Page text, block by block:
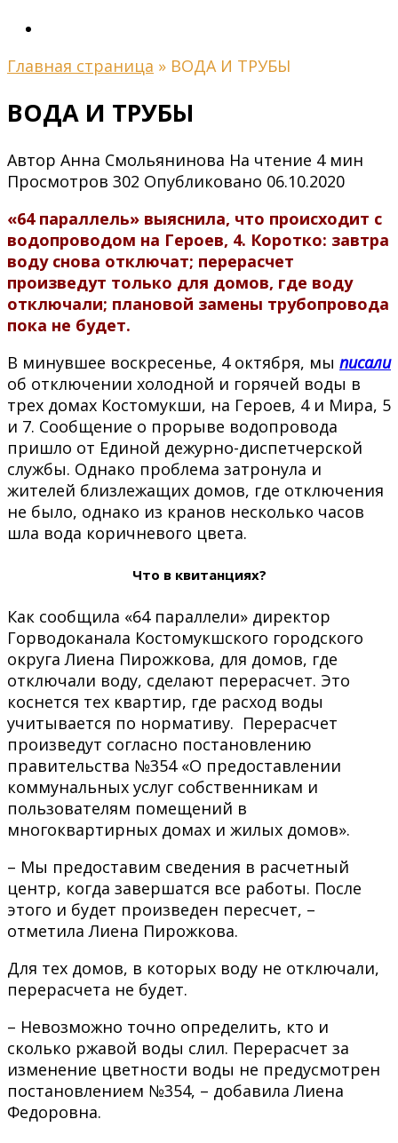
Главная страница » ВОДА И ТРУБЫ
ВОДА И ТРУБЫ
Автор Анна Смольянинова На чтение 4 мин
Просмотров 302 Опубликовано 06.10.2020
«64 параллель» выяснила, что происходит с
водопроводом на Героев, 4. Коротко: завтра
воду снова отключат; перерасчет
произведут только для домов, где воду
отключали; плановой замены трубопровода
пока не будет.
В минувшее воскресенье, 4 октября, мы писали
об отключении холодной и горячей воды в
трех домах Костомукши, на Героев, 4 и Мира, 5
и 7. Сообщение о прорыве водопровода
пришло от Единой дежурно-диспетчерской
службы. Однако проблема затронула и
жителей близлежащих домов, где отключения
не было, однако из кранов несколько часов
шла вода коричневого цвета.
Что в квитанциях?
Как сообщила «64 параллели» директор
Горводоканала Костомукшского городского
округа Лиена Пирожкова, для домов, где
отключали воду, сделают перерасчет. Это
коснется тех квартир, где расход воды
учитывается по нормативу. Перерасчет
произведут согласно постановлению
правительства №354 «О предоставлении
коммунальных услуг собственникам и
пользователям помещений в
многоквартирных домах и жилых домов».
– Мы предоставим сведения в расчетный
центр, когда завершатся все работы. После
этого и будет произведен пересчет, –
отметила Лиена Пирожкова.
Для тех домов, в которых воду не отключали,
перерасчета не будет.
– Невозможно точно определить, кто и
сколько ржавой воды слил. Перерасчет за
изменение цветности воды не предусмотрен
постановлением №354, – добавила Лиена
Федоровна.